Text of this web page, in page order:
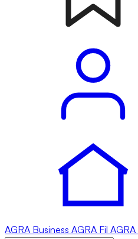
AGRA Business AGRA Fil AGRA